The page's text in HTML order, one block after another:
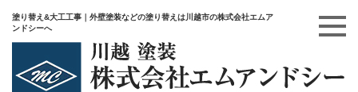
塗り替え&大工工事｜外壁塗装などの塗り替えは川越市の株式会社エムア
ンドシーへ